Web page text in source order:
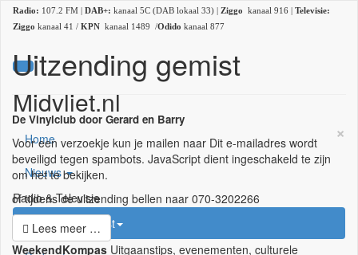
Radio: 107.2 FM | DAB+: kanaal 5C (DAB lokaal 33) | Ziggo kanaal 916 | Televisie:
Ziggo kanaal 41 / KPN kanaal 1489 /Odido kanaal 877
Midvliet.nl
×
Home
Nieuws
Radio & Televisie
Uitzending gemist
Uitzending gemist
De Vinylclub door Gerard en Barry
Voor een verzoekje kun je mailen naar Dit e-mailadres wordt
beveiligd tegen spambots. JavaScript dient ingeschakeld te zijn
om het te bekijken.
of tijdens de uitzending bellen naar 070-3202266
Lees meer …
WeekendKompas Uitgaanstips, evenementen, culturele